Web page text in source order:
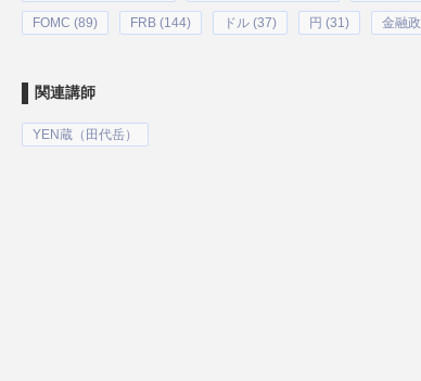
FOMC (89) FRB (144) ドル (37) 円 (31) 金融
関連講師
YEN蔵（田代岳）